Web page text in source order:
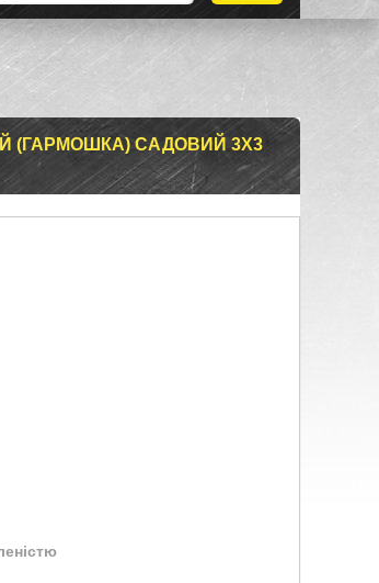
(ГАРМОШКА) САДОВИЙ 3Х3